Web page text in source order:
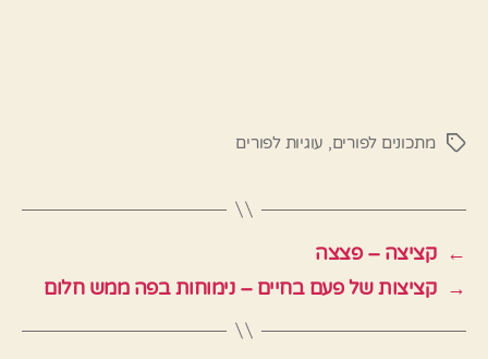
תגיותמתכונים לפורים, עוגיות לפורים
← קציצה – פצצה
→ קציצות של פעם בחיים – נימוחות בפה ממש חלום